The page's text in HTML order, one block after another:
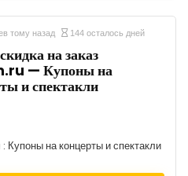
тому назад 144 осталось дней
на заказ
— Купоны на
и спектакли
на концерты и спектакли